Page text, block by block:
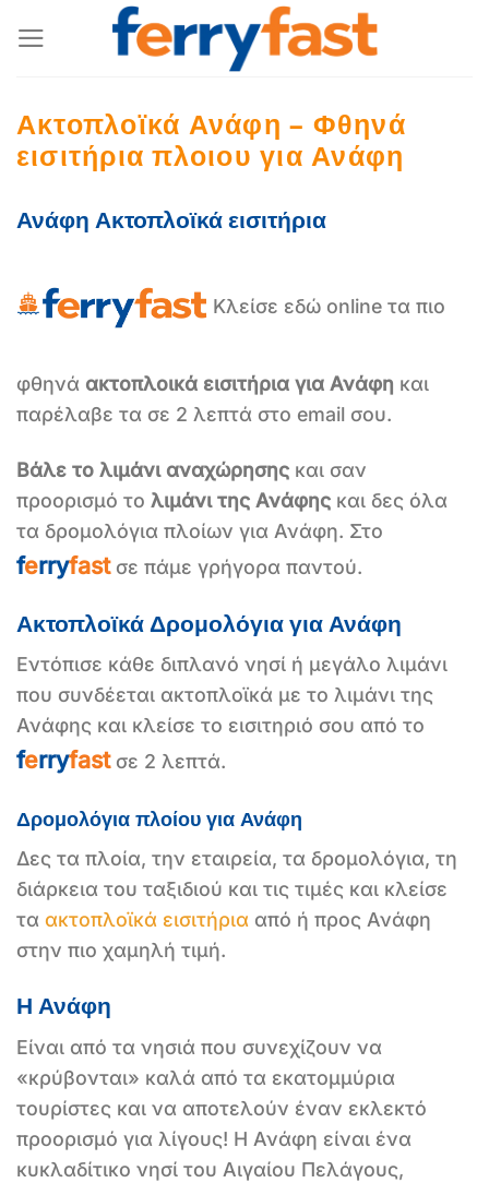
στο
Ακτοπλοϊκά Ανάφη – Φθηνά
εισιτήρια πλοιου για Ανάφη
Ανάφη Ακτοπλοϊκά εισιτήρια
Κλείσε εδώ online τα πιο
φθηνά ακτοπλοικά εισιτήρια για Ανάφη και
παρέλαβε τα σε 2 λεπτά στο email σου.
Βάλε το λιμάνι αναχώρησης και σαν
προορισμό το λιμάνι της Ανάφης και δες όλα
τα δρομολόγια πλοίων για Ανάφη. Στο
ferryfastσε πάμε γρήγορα παντού.
Ακτοπλοϊκά Δρομολόγια για Ανάφη
Εντόπισε κάθε διπλανό νησί ή μεγάλο λιμάνι
που συνδέεται ακτοπλοϊκά με το λιμάνι της
Ανάφης και κλείσε το εισιτηριό σου από το
ferryfastσε 2 λεπτά.
Δρομολόγια πλοίου για Ανάφη
Δες τα πλοία, την εταιρεία, τα δρομολόγια, τη
διάρκεια του ταξιδιού και τις τιμές και κλείσε
τα ακτοπλοϊκά εισιτήρια από ή προς Ανάφη
στην πιο χαμηλή τιμή.
Η Ανάφη
Είναι από τα νησιά που συνεχίζουν να
«κρύβονται» καλά από τα εκατομμύρια
τουρίστες και να αποτελούν έναν εκλεκτό
προορισμό για λίγους! Η Ανάφη είναι ένα
κυκλαδίτικο νησί του Αιγαίου Πελάγους,